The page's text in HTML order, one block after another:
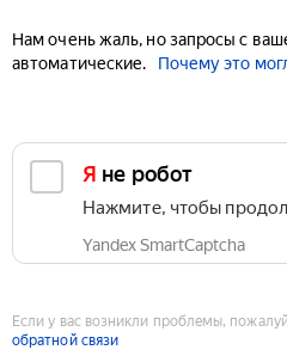
Нам очень жаль, но запросы с
автоматические.
Почему это
Я не робот
Нажмите, чтобы
Yandex SmartCaptcha
Если у вас возникли проблемы,
обратной связи